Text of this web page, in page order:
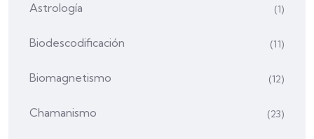
Astrología (1)
Biodescodificación (11)
Biomagnetismo (12)
Chamanismo (23)